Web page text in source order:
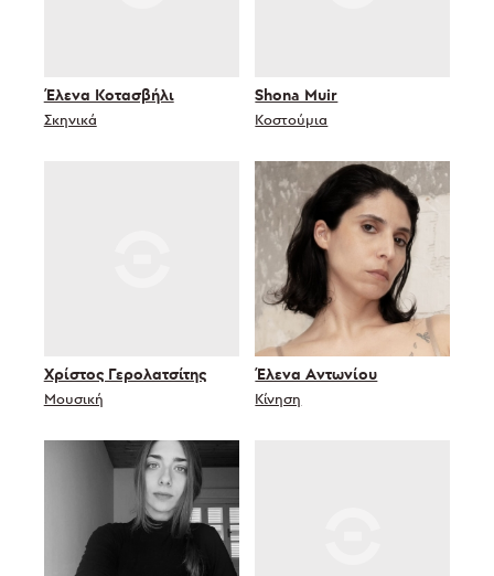
Έλενα Κοτασβήλι
Σκηνικά
Shona Muir
Κοστούμια
Χρίστος Γερολατσίτης
Μουσική
Έλενα Αντωνίου
Κίνηση